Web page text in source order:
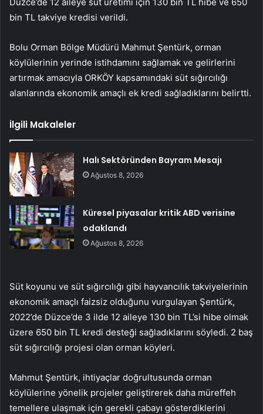
bin TL takviye kredisi verildi.
Bolu Orman Bölge Müdürü Mahmut Şentürk, orman
köylülerinin yerinde istihdamını sağlamak ve gelirlerini
artırmak amacıyla ORKÖY kapsamındaki süt sığırcılığı
alanlarında ekonomik amaçlı ek kredi sağladıklarını belirtti.
İlgili Makaleler
Halı Sektöründen Bayram Mesajı
Ağustos 8, 2026
Küresel piyasalar kritik ABD verisine
odaklandı
Ağustos 8, 2026
Süt koyunu ve süt sığırcılığı gibi hayvancılık takviyelerinin
ekonomik amaçlı faizsiz olduğunu vurgulayan Şentürk,
2022’de Düzce’de 3 ilde 12 aileye 130 bin TL’si hibe olmak
üzere 650 bin TL kredi desteği sağladıklarını söyledi. 2 baş
süt sığırcılığı projesi olan orman köyleri.
Mahmut Şentürk, ihtiyaçlar doğrultusunda orman
köylülerine yönelik projeler geliştirerek daha müreffeh
temellere ulaşmak için gerekli çabayı gösterdiklerini